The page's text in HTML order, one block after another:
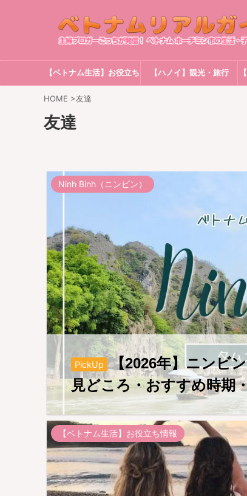
【ベトナム生活】お役立ち
情報
【ハノイ】観光・旅行
HOME >友達
友達
Ninh Binh（ニンビン）
PickUp
【2026年】ニンビ
見どころ・おすすめ時期
【ベトナム生活】お役立ち情報